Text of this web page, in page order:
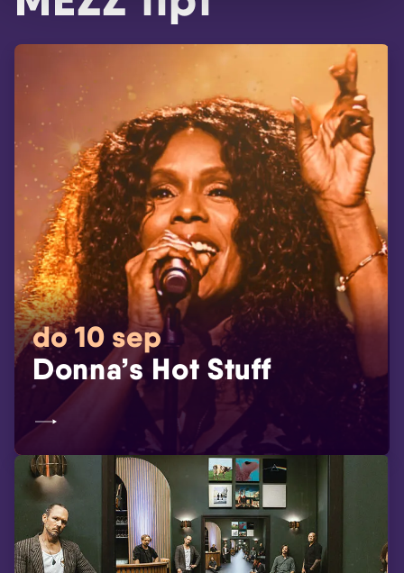
do 10 sep
Donna’s Hot Stuff